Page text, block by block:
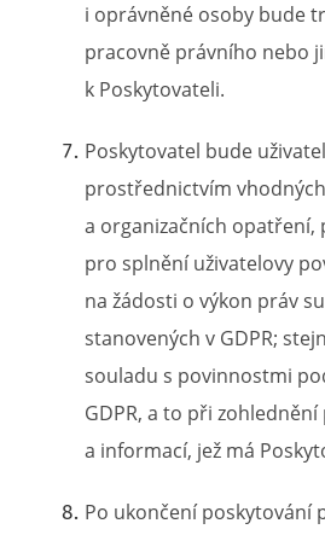
i oprávněné osoby bude
pracovně právního nebo
k Poskytovateli.
Poskytovatel bude
prostřednictvím
a organizačních opatření,
pro splnění uživatelovy
na žádosti o výkon práv
stanovených v GDPR;
souladu s povinnostmi
GDPR, a to při
a informací, jež má
Po ukončení poskytování